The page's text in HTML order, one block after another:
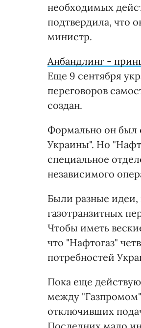
необходимых
подтвердила, что
министр.
Анбандлинг -
Еще 9 сентября
переговоров
создан.
Формально он был
Украины". Но
специальное
независимого
Были разные идеи,
газотранзитных
Чтобы иметь
что "Нафтогаз"
потребностей
Пока еще
между
отключивших